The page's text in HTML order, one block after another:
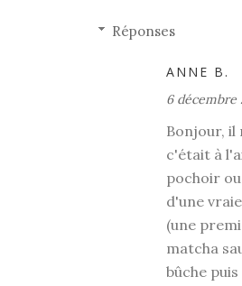
Réponses
ANNE B.
6 décembre
Bonjour, il
c'était à
pochoir
d'une
(une
matcha
bûche